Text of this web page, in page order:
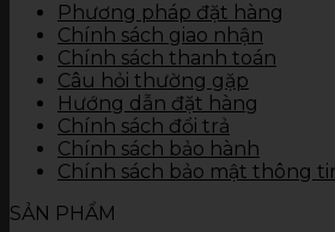
Gạch kích thước 30
Gạch kích thước 30
Gạch kích thước 25
Gạch kích thước 25
Gạch kích thước 10
Thiết bị vệ sinh
Bàn cầu
Chậu rửa
Phương pháp đặt hàng
Chính sách giao nhận
Chính sách thanh toán
Câu hỏi thường gặp
Hướng dẫn đặt hàng
Chính sách đổi trả
Chính sách bảo hành
Chính sách bảo mật thông
SẢN PHẨM